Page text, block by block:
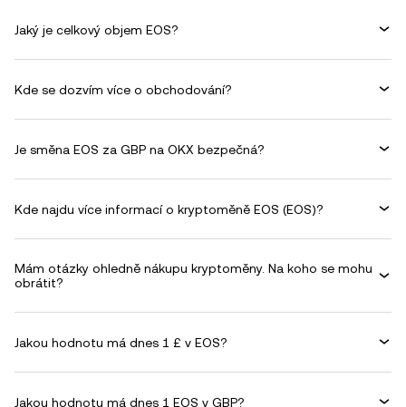
Jaký je celkový objem EOS?
Kde se dozvím více o obchodování?
Je směna EOS za GBP na OKX bezpečná?
Kde najdu více informací o kryptoměně EOS (EOS)?
Mám otázky ohledně nákupu kryptoměny. Na koho se mohu
obrátit?
Jakou hodnotu má dnes 1 £ v EOS?
Jakou hodnotu má dnes 1 EOS v GBP?